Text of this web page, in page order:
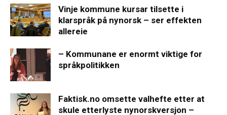
Vinje kommune kursar tilsette i
klarspråk på nynorsk – ser effekten
allereie
– Kommunane er enormt viktige for
språkpolitikken
Faktisk.no omsette valhefte etter at
skule etterlyste nynorskversjon –